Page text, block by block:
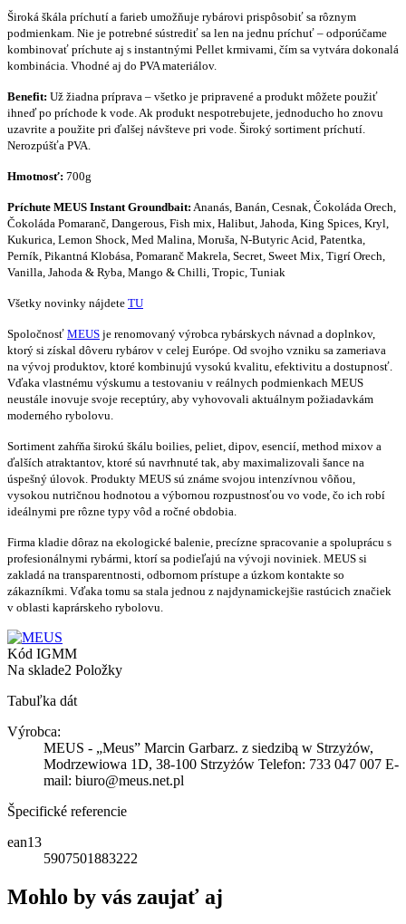
Široká škála príchutí a farieb umožňuje rybárovi prispôsobiť sa rôznym
podmienkam. Nie je potrebné sústrediť sa len na jednu príchuť – odporúčame
kombinovať príchute aj s instantnými Pellet krmivami, čím sa vytvára dokonalá
kombinácia. Vhodné aj do PVA materiálov.
Benefit: Už žiadna príprava – všetko je pripravené a produkt môžete použiť
ihneď po príchode k vode. Ak produkt nespotrebujete, jednoducho ho znovu
uzavrite a použite pri ďalšej návšteve pri vode. Široký sortiment príchutí.
Nerozpúšťa PVA.
Hmotnosť: 700g
Príchute MEUS Instant Groundbait: Ananás, Banán, Cesnak, Čokoláda Orech,
Čokoláda Pomaranč, Dangerous, Fish mix, Halibut, Jahoda, King Spices, Kryl,
Kukurica, Lemon Shock, Med Malina, Moruša, N-Butyric Acid, Patentka,
Perník, Pikantná Klobása, Pomaranč Makrela, Secret, Sweet Mix, Tigrí Orech,
Vanilla, Jahoda & Ryba, Mango & Chilli, Tropic, Tuniak
Všetky novinky nájdete TU
Spoločnosť MEUS je renomovaný výrobca rybárskych návnad a doplnkov,
ktorý si získal dôveru rybárov v celej Európe. Od svojho vzniku sa zameriava
na vývoj produktov, ktoré kombinujú vysokú kvalitu, efektivitu a dostupnosť.
Vďaka vlastnému výskumu a testovaniu v reálnych podmienkach MEUS
neustále inovuje svoje receptúry, aby vyhovovali aktuálnym požiadavkám
moderného rybolovu.
Sortiment zahŕňa širokú škálu boilies, peliet, dipov, esencií, method mixov a
ďalších atraktantov, ktoré sú navrhnuté tak, aby maximalizovali šance na
úspešný úlovok. Produkty MEUS sú známe svojou intenzívnou vôňou,
vysokou nutričnou hodnotou a výbornou rozpustnosťou vo vode, čo ich robí
ideálnymi pre rôzne typy vôd a ročné obdobia.
Firma kladie dôraz na ekologické balenie, precízne spracovanie a spoluprácu s
profesionálnymi rybármi, ktorí sa podieľajú na vývoji noviniek. MEUS si
zakladá na transparentnosti, odbornom prístupe a úzkom kontakte so
zákazníkmi. Vďaka tomu sa stala jednou z najdynamickejšie rastúcich značiek
v oblasti kaprárskeho rybolovu.
Kód IGMM
Na sklade2 Položky
Tabuľka dát
Výrobca:
MEUS - „Meus” Marcin Garbarz. z siedzibą w Strzyżów,
Modrzewiowa 1D, 38-100 Strzyżów Telefon: 733 047 007 E-
mail: biuro@meus.net.pl
Špecifické referencie
ean13
5907501883222
Mohlo by vás zaujať aj